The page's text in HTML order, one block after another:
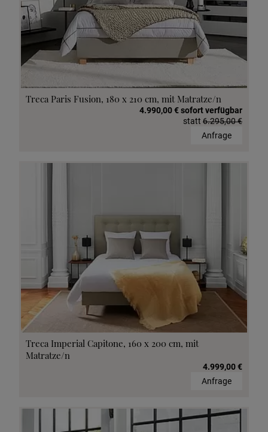
Treca Paris Fusion, 180 x 210 cm, mit Matratze/n
4.990,00 € sofort verfügbar
statt 6.295,00 €
Anfrage
Treca Imperial Capitone, 160 x 200 cm, mit
Matratze/n
4.999,00 €
Anfrage